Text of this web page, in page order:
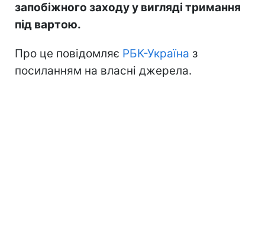
запобіжного заходу у вигляді тримання
під вартою.
Про це повідомляє РБК-Україна з
посиланням на власні джерела.